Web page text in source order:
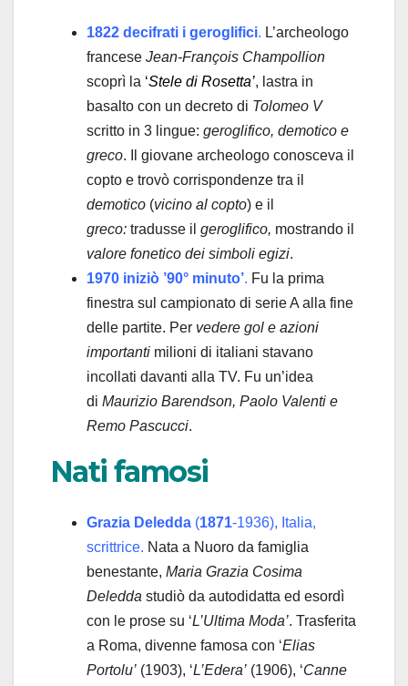
1822 decifrati i geroglifici. L’archeologo
francese Jean-François Champollion
scoprì la ‘Stele di Rosetta’, lastra in
basalto con un decreto di Tolomeo V
scritto in 3 lingue: geroglifico, demotico e
greco. Il giovane archeologo conosceva il
copto e trovò corrispondenze tra il
demotico (vicino al copto) e il
greco: tradusse il geroglifico, mostrando il
valore fonetico dei simboli egizi.
1970 iniziò ’90° minuto’. Fu la prima
finestra sul campionato di serie A alla fine
delle partite. Per vedere gol e azioni
importanti milioni di italiani stavano
incollati davanti alla TV. Fu un’idea
di Maurizio Barendson, Paolo Valenti e
Remo Pascucci.
Nati famosi
Grazia Deledda (1871-1936), Italia,
scrittrice. Nata a Nuoro da famiglia
benestante, Maria Grazia Cosima
Deledda studiò da autodidatta ed esordì
con le prose su ‘L’Ultima Moda’. Trasferita
a Roma, divenne famosa con ‘Elias
Portolu’ (1903), ‘L’Edera’ (1906), ‘Canne